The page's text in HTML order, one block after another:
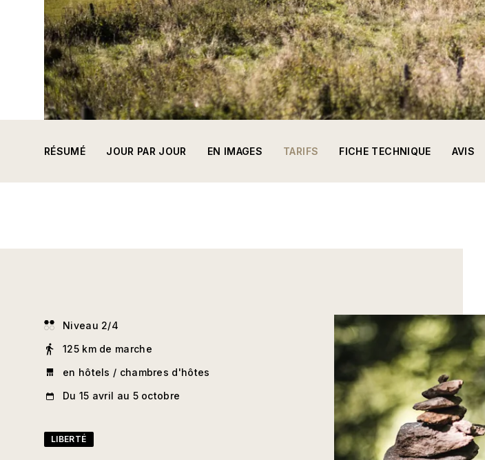
RÉSUMÉ JOUR PAR JOUR EN IMAGES TARIFS FICHE TECHNIQUE AVIS
Niveau 2/4
125 km de marche
en hôtels / chambres d'hôtes
Du 15 avril au 5 octobre
LIBERTÉ